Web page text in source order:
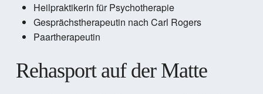
Heilpraktikerin für Psychotherapie
Gesprächstherapeutin nach Carl Rogers
Paartherapeutin
Rehasport auf der Matte